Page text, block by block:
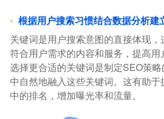
根据用户搜索习惯结合数据分析建
关键词是用户搜索意图的直接体现
符合用户需求的内容和服务，提高用
选择更合适的关键词是制定SEO策
中自然地融入这些关键词。这有助
中的排名，增加曝光率和流量。